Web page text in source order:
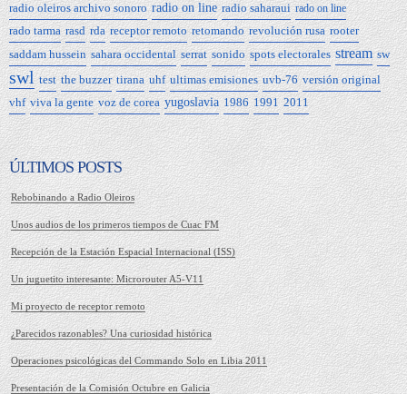
radio oleiros archivo sonoro radio on line radio saharaui rado on line
rado tarma rasd rda receptor remoto retomando revolución rusa rooter
saddam hussein sahara occidental serrat sonido spots electorales stream sw
swl test the buzzer tirana uhf ultimas emisiones uvb-76 versión original
vhf viva la gente voz de corea yugoslavia 1986 1991 2011
ÚLTIMOS POSTS
Rebobinando a Radio Oleiros
Unos audios de los primeros tiempos de Cuac FM
Recepción de la Estación Espacial Internacional (ISS)
Un juguetito interesante: Microrouter A5-V11
Mi proyecto de receptor remoto
¿Parecidos razonables? Una curiosidad histórica
Operaciones psicológicas del Commando Solo en Libia 2011
Presentación de la Comisión Octubre en Galicia